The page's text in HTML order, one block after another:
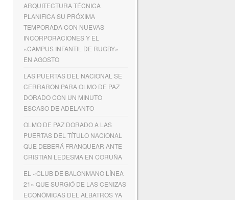
ARQUITECTURA TÉCNICA
PLANIFICA SU PRÓXIMA
TEMPORADA CON NUEVAS
INCORPORACIONES Y EL
«CAMPUS INFANTIL DE RUGBY»
EN AGOSTO
LAS PUERTAS DEL NACIONAL SE
CERRARON PARA OLMO DE PAZ
DORADO CON UN MINUTO
ESCASO DE ADELANTO
OLMO DE PAZ DORADO A LAS
PUERTAS DEL TÍTULO NACIONAL
QUE DEBERÁ FRANQUEAR ANTE
CRISTIAN LEDESMA EN CORUÑA
EL «CLUB DE BALONMANO LÍNEA
21» QUE SURGIÓ DE LAS CENIZAS
ECONÓMICAS DEL ALBATROS YA